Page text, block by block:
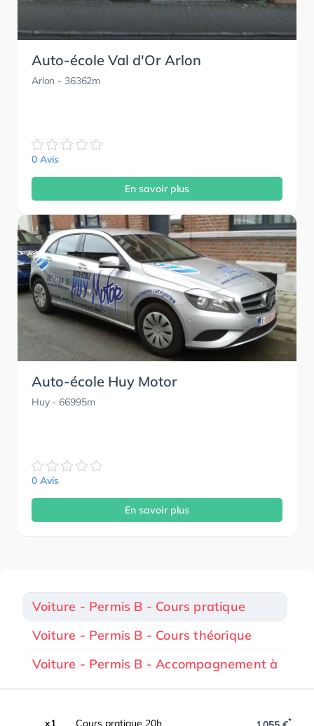
Auto-école Val d'Or Arlon
Arlon - 36362m
0 Avis
En savoir plus
Auto-école Huy Motor
Huy- 66995m
0 Avis
En savoir plus
Voiture - Permis B - Cours pratique
Voiture - Permis B - Cours théorique
Voiture - Permis B - Accompagnement à
x1 Cours pratique 20h *